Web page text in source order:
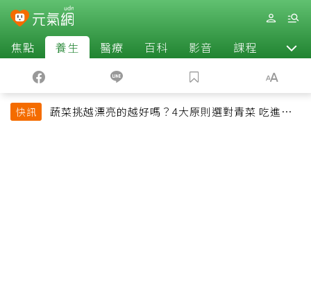
焦點 養生 醫療 百科 影音 課程 退休
快訊
蔬菜挑越漂亮的越好嗎？4大原則選對青菜 吃進纖